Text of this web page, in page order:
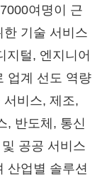
여명이 근
기술 서비스
지털, 엔지니어
업계 선도 역량
비스, 제조,
, 반도체, 통신
공공 서비스
산업별 솔루션